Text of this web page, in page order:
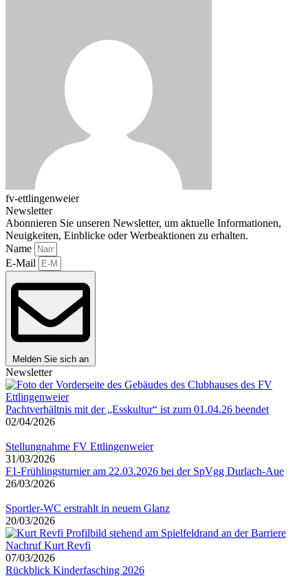
fv-ettlingenweier
Newsletter
Abonnieren Sie unseren Newsletter, um aktuelle Informationen,
Neuigkeiten, Einblicke oder Werbeaktionen zu erhalten.
Name
E-Mail
Melden Sie sich an
Newsletter
Pachtverhältnis mit der „Esskultur“ ist zum 01.04.26 beendet
02/04/2026
Stellungnahme FV Ettlingenweier
31/03/2026
F1-Frühlingsturnier am 22.03.2026 bei der SpVgg Durlach-Aue
26/03/2026
Sportler-WC erstrahlt in neuem Glanz
20/03/2026
Nachruf Kurt Revfi
07/03/2026
Rückblick Kinderfasching 2026